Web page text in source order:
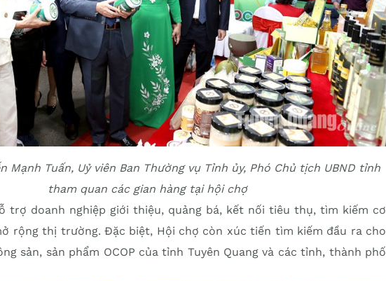
Mạnh Tuấn, Uỷ viên Ban Thường vụ Tỉnh ủy, Phó Chủ tịch UBND tỉnh
tham quan các gian hàng tại hội chợ
trợ doanh nghiệp giới thiệu, quảng bá, kết nối tiêu thụ, tìm kiếm cơ
rộng thị trường. Đặc biệt, Hội chợ còn xúc tiến tìm kiếm đầu ra cho
sản, sản phẩm OCOP của tỉnh Tuyên Quang và các tỉnh, thành phố